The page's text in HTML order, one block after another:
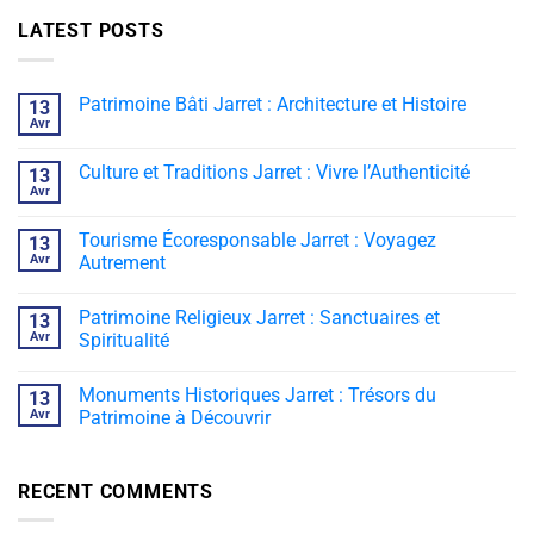
LATEST POSTS
13
Avr
Patrimoine Bâti Jarret : Architecture et Histoire
13
Avr
Culture et Traditions Jarret : Vivre l’Authenticité
13
Avr
Tourisme Écoresponsable Jarret : Voyagez
Autrement
13
Avr
Patrimoine Religieux Jarret : Sanctuaires et
Spiritualité
13
Avr
Monuments Historiques Jarret : Trésors du
Patrimoine à Découvrir
RECENT COMMENTS